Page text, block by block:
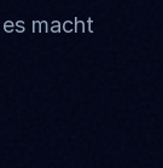
macht